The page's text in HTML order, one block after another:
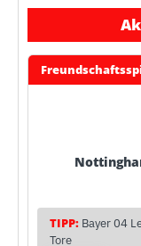
TIPP: Bayer 04
Tore